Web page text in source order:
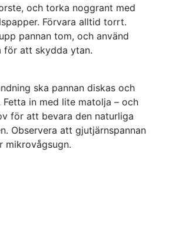
och torka noggrant med
Förvara alltid torrt.
pannan tom, och använd
för att skydda ytan.
ska pannan diskas och
in med lite matolja – och
för att bevara den naturliga
Observera att gjutjärnspannan
mikrovågsugn.